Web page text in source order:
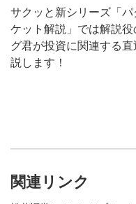
サクッと新シリーズ「
ケット解説」では解説
グ君が投資に関連する
説します！
関連リンク